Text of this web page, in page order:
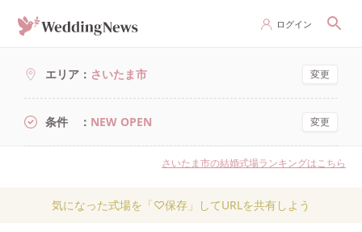
ログイン
エリア さいたま市 変更
条件 NEW OPEN 変更
さいたま市の結婚式場ランキングはこちら
気になった式場を「♡保存」してURLを共有しよう